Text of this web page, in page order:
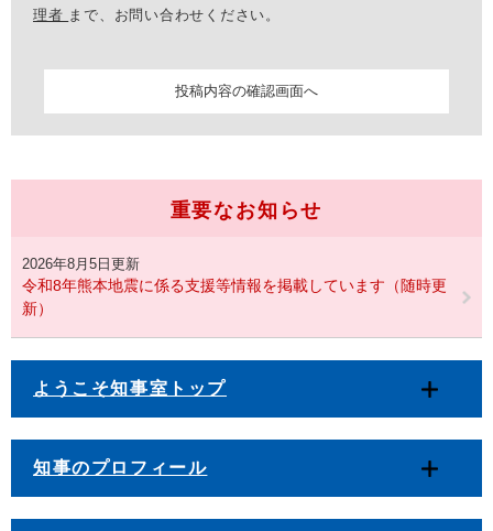
理者 まで、お問い合わせください。
重要なお知らせ
2026年8月5日更新
令和8年熊本地震に係る支援等情報を掲載しています（随時更
新）
ようこそ知事室トップ
知事のプロフィール